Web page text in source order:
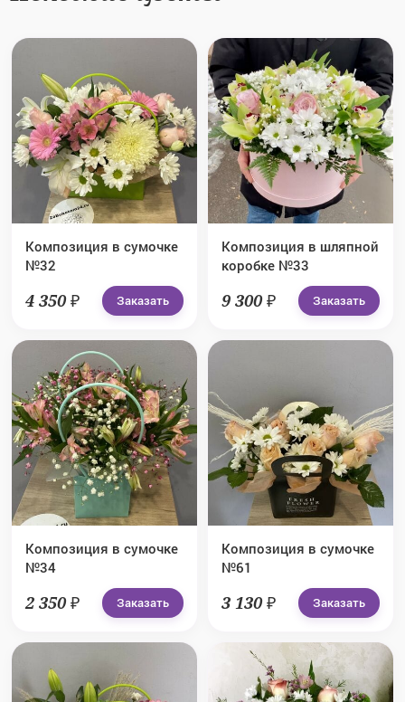
Композиция в сумочке
№32
4 350 ₽ Заказать
Композиция в шляпной
коробке №33
9 300 ₽ Заказать
Композиция в сумочке
№34
2 350 ₽ Заказать
Композиция в сумочке
№61
3 130 ₽ Заказать